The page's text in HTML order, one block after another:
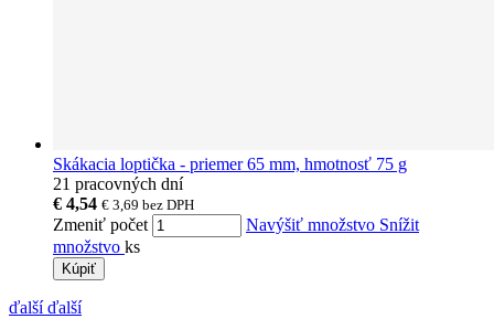
Skákacia loptička - priemer 65 mm, hmotnosť 75 g
21 pracovných dní
€ 4,54 € 3,69 bez DPH
Zmeniť počet Navýšiť množstvo Snížit
množstvo ks
Kúpiť
ďalší ďalší